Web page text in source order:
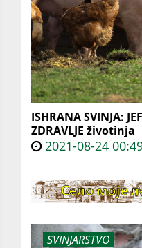
ISHRANA SVINJA:
ZDRAVLJE životinja
2021-08-24
SVINJARSTVO